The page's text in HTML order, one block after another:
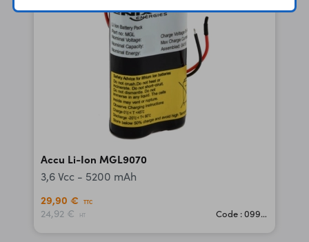
Accu Li-Ion MGL9070
3,6 Vcc - 5200 mAh
29,90 €
TTC
24,92 € HT Code : 09950